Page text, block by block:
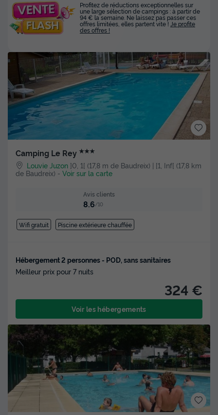
Camping Le Rey ★★★
Louvie Juzon ]0, 1[ (17,8 m de Baudreix) | [1, Inf[ (17,8 km
de Baudreix) - Voir sur la carte
Avis clients
8.6/10
Wifi gratuit Piscine extérieure chauffée
Hébergement 2 personnes - POD, sans sanitaires
Meilleur prix pour 7 nuits
324 €
Voir les hébergements
Profitez de réductions exceptionnelles sur
une large sélection de campings : à partir de
94 € la semaine. Ne laissez pas passer ces
offres limitées, elles partent vite ! Je profite
des offres !